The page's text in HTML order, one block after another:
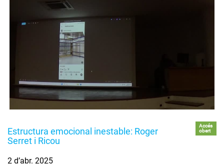
Estructura emocional inestable: Roger
Serret i Ricou
Accés
obert
2 d’abr. 2025